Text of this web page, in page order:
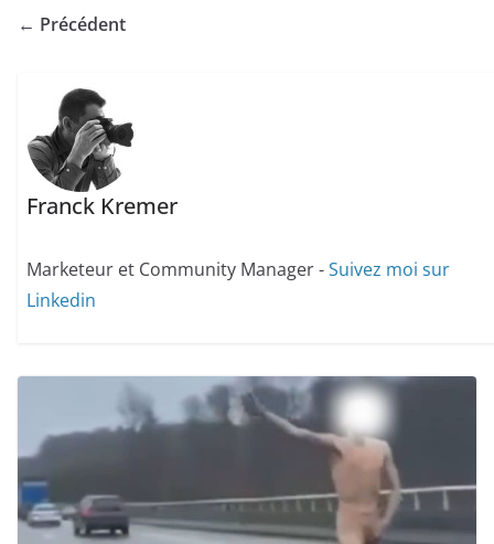
← Précédent
Franck Kremer
Marketeur et Community Manager -Suivez moi sur
Linkedin